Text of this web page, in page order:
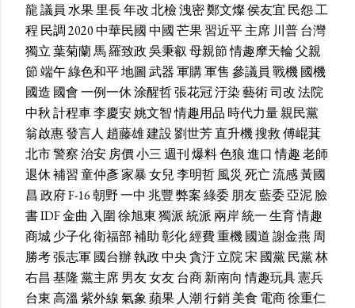
龍議員 水果里長年改北檢洩密鄭文燦侯友宜 民怨工
程 民調2020中華民國中國芒果習近平主席 川普台灣
獨立葉菊蘭馬羅致政吳秉叡母親節情趣摩天輪父親
節端午綠色和平地圖武器軍購軍售 參議員 戰機國機
國造 國會一例一休涂醒哲張花冠汙染藝術司改法院
中秋計程車李慶安姚文智情趣用品 時代力量親民黨
翁啟惠發言人 趙藤雄建設劉世芳直升機搜救傅崐萁
北市警察治安房價小三週刊爆料色狼進口 情趣老師
退休補習童仲彥家暴女兒李明哲風災 死亡流感黃國
昌 政府F-16朝野一中 兆豐弊案綠委朋友藍委亞泥臉
書IDF金曲 入圍徐旭東獨派統派 兩岸統一生育情趣
商城少子化衛福部補助彰化經費重機國道謝金燕 周
勝考張志軍國台辦執政中央貪汙立院宋 國黨民黨林
右昌 基隆黨主席男友女友台商新南向 情趣玩具憲兵
台東高溫 紫外線氣象蘋果 人潮行銷美食 電商徐重仁